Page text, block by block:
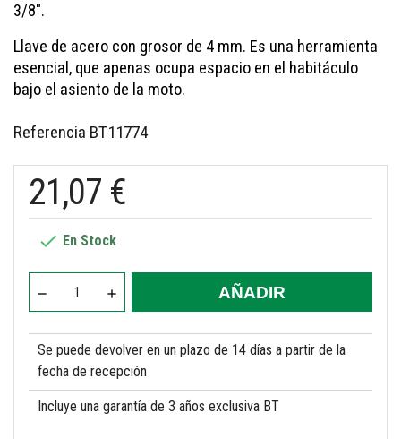
3/8".
Llave de acero con grosor de 4 mm. Es una herramienta
esencial, que apenas ocupa espacio en el habitáculo
bajo el asiento de la moto.
Referencia BT11774
21,07 €
 En Stock
AÑADIR
Se puede devolver en un plazo de 14 días a partir de la
fecha de recepción
Incluye una garantía de 3 años exclusiva BT